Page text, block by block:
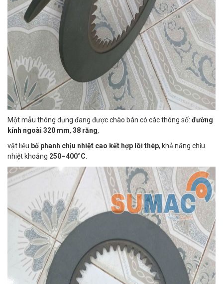
Một mẫu thông dụng đang được chào bán có các thông số: đường
kính ngoài 320 mm, 38 răng,
vật liệu bố phanh chịu nhiệt cao kết hợp lõi thép, khả năng chịu
nhiệt khoảng 250–400°C